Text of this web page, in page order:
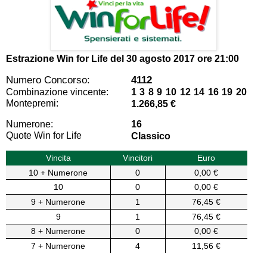
Estrazione Win for Life del 30 agosto 2017 ore 21:00
Numero Concorso: 4112
Combinazione vincente:
1 3 8 9 10 12 14 16 19 20
Montepremi:
1.266,85 €
Numerone:
16
Quote Win for Life
Classico
Vincita Vincitori
Euro
10 + Numerone
0
0,00 €
10
0
0,00 €
9 + Numerone
1
76,45 €
9
1
76,45 €
8 + Numerone
0
0,00 €
7 + Numerone
4
11,56 €